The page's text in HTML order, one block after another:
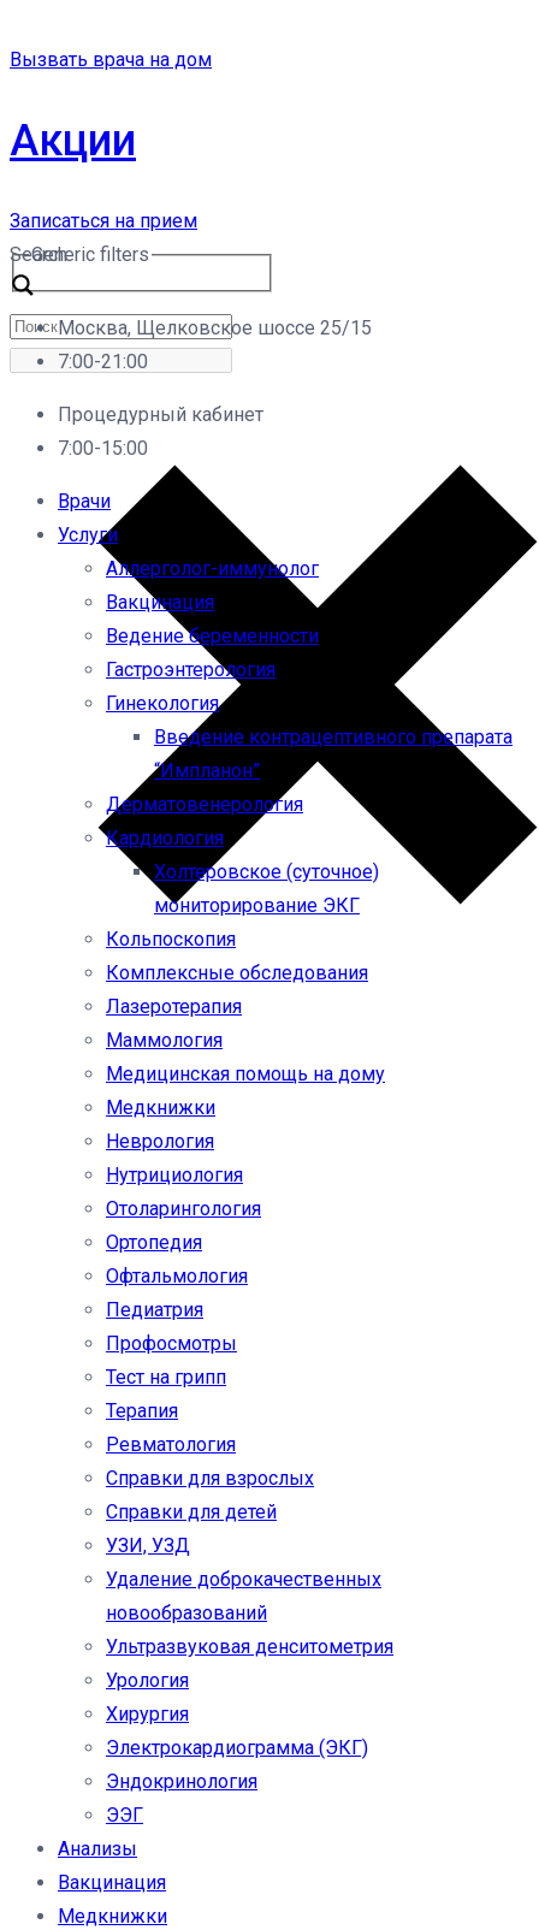
Вызвать врача на дом
Акции
Записаться на прием
Search
Generic filters
Москва, Щелковское шоссе 25/15
7:00-21:00
Процедурный кабинет
7:00-15:00
Врачи
Услуги
Аллерголог-иммунолог
Вакцинация
Ведение беременности
Гастроэнтерология
Гинекология
Введение контрацептивного препарата
“Импланон”
Дерматовенерология
Кардиология
Холтеровское (суточное)
мониторирование ЭКГ
Кольпоскопия
Комплексные обследования
Лазеротерапия
Маммология
Медицинская помощь на дому
Медкнижки
Неврология
Нутрициология
Отоларингология
Ортопедия
Офтальмология
Педиатрия
Профосмотры
Тест на грипп
Терапия
Ревматология
Справки для взрослых
Справки для детей
УЗИ, УЗД
Удаление доброкачественных
новообразований
Ультразвуковая денситометрия
Урология
Хирургия
Электрокардиограмма (ЭКГ)
Эндокринология
ЭЭГ
Анализы
Вакцинация
Медкнижки